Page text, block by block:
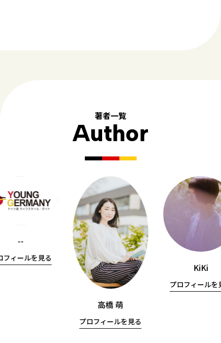
著者一覧
Author
--
フィールを見る
高橋 萌
プロフィールを見る
KiKi
プロフィールを